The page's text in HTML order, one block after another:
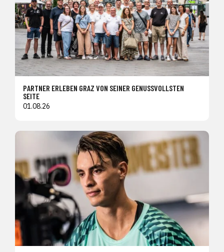
PARTNER ERLEBEN GRAZ VON SEINER GENUSSVOLLSTEN
SEITE
01.08.26